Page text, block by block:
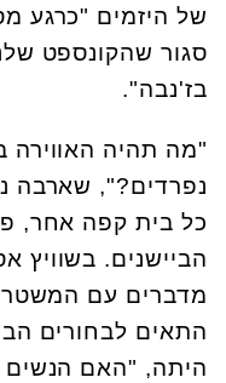
של היזמים "כרגע
סגור שהקונספט
בז'נבה".
"מה תהיה האווירה
נפרדים?", שארבה
כל בית קפה אחר,
הביישנים. בשוויץ
מדברים עם
התאים לבחורים
היתה, "האם הנשים